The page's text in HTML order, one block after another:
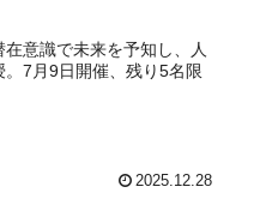
意識で未来を予知し、人
7月9日開催、残り5名限
2025.12.28